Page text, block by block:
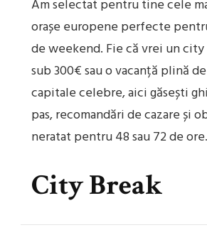
Am selectat pentru tine cele
orașe europene perfecte
de weekend. Fie că vrei un
sub 300€ sau o vacanță plină
capitale celebre, aici găsești
pas, recomandări de cazare și
neratat pentru 48 sau 72 de ore.
City Break